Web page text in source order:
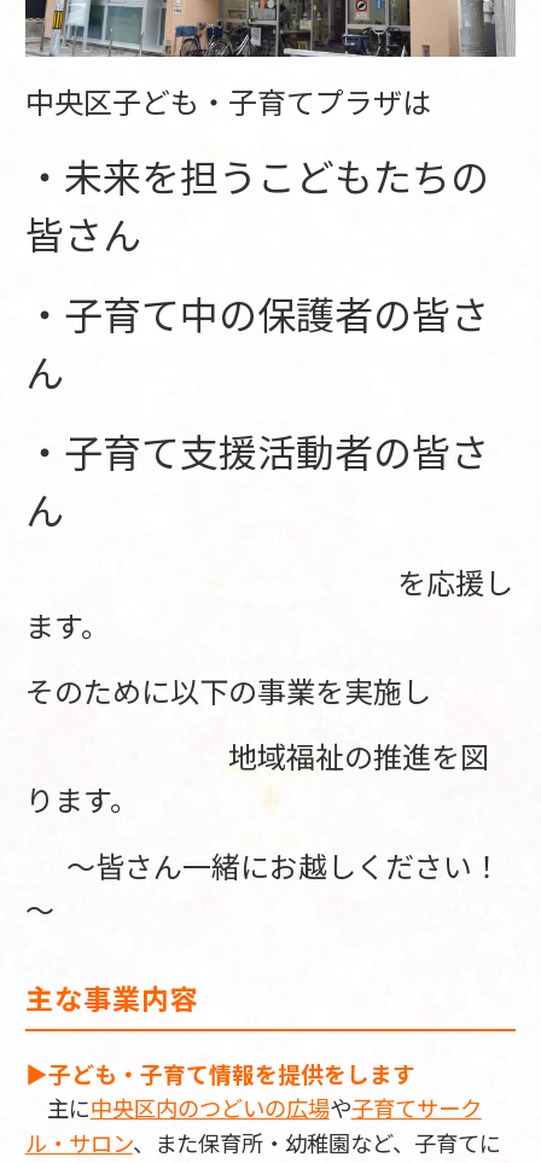
中央区子ども・子育てプラザは
・未来を担うこどもたちの
皆さん
・子育て中の保護者の皆さ
ん
・子育て支援活動者の皆さ
ん
を応援し
ます。
そのために以下の事業を実施し
地域福祉の推進を図
ります。
～皆さん一緒にお越しください！
～
主な事業内容
▶子ども・子育て情報を提供をします
主に中央区内のつどいの広場や子育てサーク
ル・サロン、また保育所・幼稚園など、子育てに